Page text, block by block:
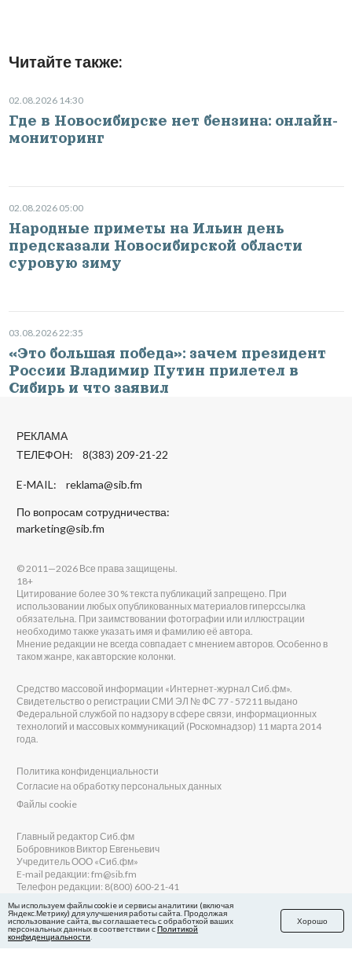
Читайте также:
02.08.2026 14:30
Где в Новосибирске нет бензина: онлайн-
мониторинг
02.08.2026 05:00
Народные приметы на Ильин день
предсказали Новосибирской области
суровую зиму
03.08.2026 22:35
«Это большая победа»: зачем президент
России Владимир Путин прилетел в
Сибирь и что заявил
РЕКЛАМА
ТЕЛЕФОН: 8(383) 209-21-22
E-MAIL: reklama@sib.fm
По вопросам сотрудничества:
marketing@sib.fm
© 2011—2026 Все права защищены.
18+
Цитирование более 30 % текста публикаций запрещено. При
использовании любых опубликованных материалов гиперссылка
обязательна. При заимствовании фотографии или иллюстрации
необходимо также указать имя и фамилию её автора.
Мнение редакции не всегда совпадает с мнением авторов. Особенно в
таком жанре, как авторские колонки.
Средство массовой информации «Интернет-журнал Сиб.фм».
Свидетельство о регистрации СМИ ЭЛ № ФС 77 - 57211 выдано
Федеральной службой по надзору в сфере связи, информационных
технологий и массовых коммуникаций (Роскомнадзор) 11 марта 2014
года.
Политика конфиденциальности
Согласие на обработку персональных данных
Файлы cookie
Главный редактор Сиб.фм
Бобровников Виктор Евгеньевич
Учредитель ООО «Сиб.фм»
E-mail редакции: fm@sib.fm
Телефон редакции: 8(800) 600-21-41
Сайт разработан и поддерживается Технодзен
Мы используем файлы cookie и сервисы аналитики (включая
Яндекс.Метрику) для улучшения работы сайта. Продолжая
использование сайта, вы соглашаетесь с обработкой ваших
персональных данных в соответствии сПолитикой
конфиденциальности
Хорошо